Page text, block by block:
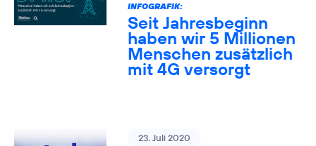
INFOGRAFIK:
Seit Jahresbeginn
haben wir 5 Millionen
Menschen zusätzlich
mit 4G versorgt
23. Juli 2020